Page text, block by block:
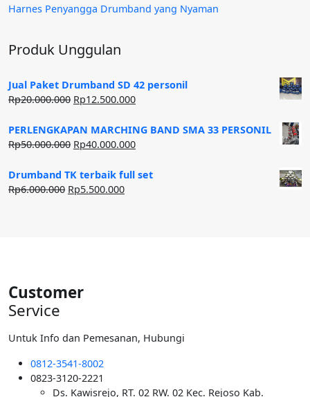
Harnes Penyangga Drumband yang Nyaman
Produk Unggulan
Jual Paket Drumband SD 42 personil
Rp20.000.000 Harga
adalah:
Rp20.000.000.
Rp12.500.000Harga
ini
adalah:
PERLENGKAPAN MARCHING BAND SMA 33 PERSONIL
Rp50.000.000 Harga
adalah:
Rp50.000.000.
Rp40.000.000Harga
ini
Drumband TK terbaik full set
Rp6.000.000 Harga
Rp5.500.000Harga
Customer
Service
Untuk Info dan Pemesanan, Hubungi
0812-3541-8002
0823-3120-2221
Ds. Kawisrejo, RT. 02 RW. 02 Kec. Rejoso Kab.